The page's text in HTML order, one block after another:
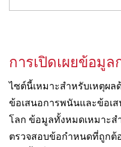
การเปิดเผยข้อมู
ไซต์นี้เหมาะสำหรับเหตุผล
ข้อเสนอการพนันและข้อเ
โลก ข้อมูลทั้งหมดเหมาะส
ตรวจสอบข้อกำหนดที่ถูก